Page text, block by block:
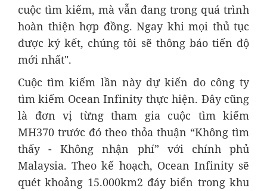
cuộc tìm kiếm, mà vẫn đang trong quá trình
hoàn thiện hợp đồng. Ngay khi mọi thủ tục
được ký kết, chúng tôi sẽ thông báo tiến độ
mới nhất".
Cuộc tìm kiếm lần này dự kiến do công ty
tìm kiếm Ocean Infinity thực hiện. Đây cũng
là đơn vị từng tham gia cuộc tìm kiếm
MH370 trước đó theo thỏa thuận “Không tìm
thấy - Không nhận phí” với chính phủ
Malaysia. Theo kế hoạch, Ocean Infinity sẽ
quét khoảng 15.000km2 đáy biển trong khu